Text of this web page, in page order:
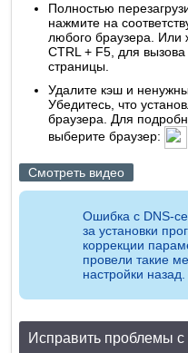
Полностью
нажмите на
любого браузера. Или
CTRL + F5, для вызова
страницы.
Удалите кэш и
Убедитесь, что
браузера. Для
выберите браузер:
Смотреть видео
Ошибка с DNS-
за установки
коррекции
провели такие
настройки назад.
Исправить проблемы с